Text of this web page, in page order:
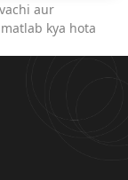
aur
kya hota